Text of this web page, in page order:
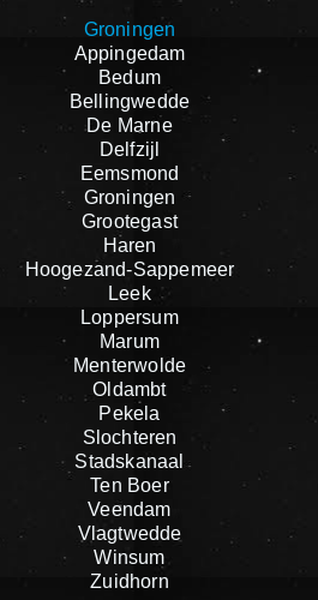
Groningen
Appingedam
Bedum
Bellingwedde
De Marne
Delfzijl
Eemsmond
Groningen
Grootegast
Haren
Hoogezand-Sappemeer
Leek
Loppersum
Marum
Menterwolde
Oldambt
Pekela
Slochteren
Stadskanaal
Ten Boer
Veendam
Vlagtwedde
Winsum
Zuidhorn